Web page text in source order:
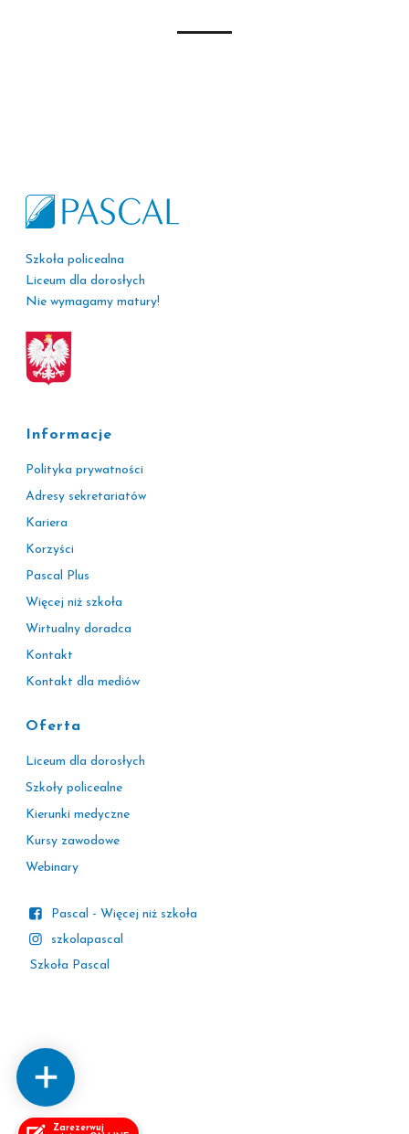
Zarezerwuj
Szkoła policealna
Liceum dla dorosłych
Nie wymagamy matury!
Informacje
Polityka prywatności
Adresy sekretariatów
Kariera
Korzyści
Pascal Plus
Więcej niż szkoła
Wirtualny doradca
Kontakt
Kontakt dla mediów
Oferta
Liceum dla dorosłych
Szkoły policealne
Kierunki medyczne
Kursy zawodowe
Webinary
Pascal - Więcej niż szkoła
szkolapascal
Szkoła Pascal